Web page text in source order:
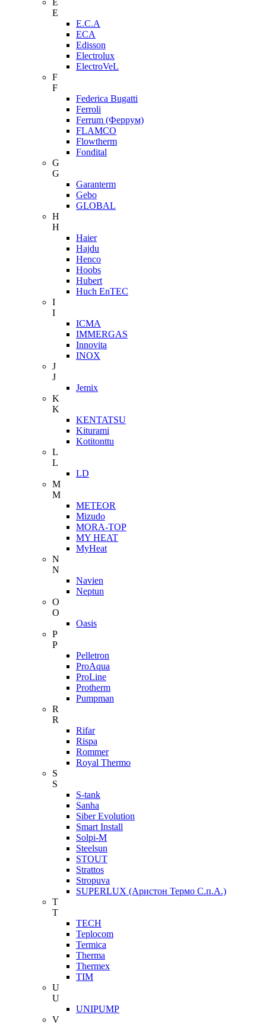
E
E
E.C.A
ECA
Edisson
Electrolux
ElectroVeL
F
F
Federica Bugatti
Ferroli
Ferrum (Феррум)
FLAMCO
Flowtherm
Fondital
G
G
Garanterm
Gebo
GLOBAL
H
H
Haier
Hajdu
Henco
Hoobs
Hubert
Huch EnTEC
I
I
ICMA
IMMERGAS
Innovita
INOX
J
J
Jemix
K
K
KENTATSU
Kiturami
Kotitonttu
L
L
LD
M
M
METEOR
Mizudo
MORA-TOP
MY HEAT
MyHeat
N
N
Navien
Neptun
O
O
Oasis
P
P
Pelletron
ProAqua
ProLine
Protherm
Pumpman
R
R
Rifar
Rispa
Rommer
Royal Thermo
S
S
S-tank
Sanha
Siber Evolution
Smart Install
Solpi-M
Steelsun
STOUT
Strattos
Stropuva
SUPERLUX (Аристон Термо С.п.А.)
T
T
TECH
Teplocom
Termica
Therma
Thermex
TIM
U
U
UNIPUMP
V